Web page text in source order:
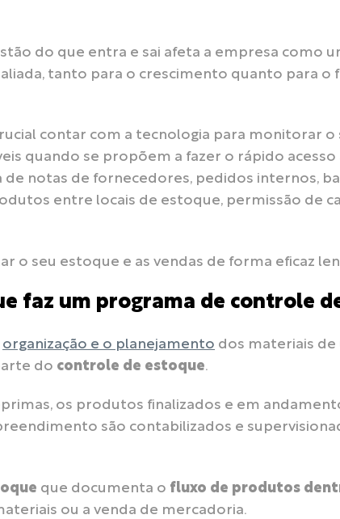
do que entra e sai afeta a empresa como
tanto para o crescimento quanto para o
contar com a tecnologia para monitorar o
quando se propõem a fazer o rápido acesso
de notas de fornecedores, pedidos internos,
entre locais de estoque, permissão de
o seu estoque e as vendas de forma eficaz
faz um programa de controle
organização e o planejamento dos materiais de
do controle de estoque.
os produtos finalizados e em
são contabilizados e
que documenta o fluxo de produtos
ou a venda de mercadoria.